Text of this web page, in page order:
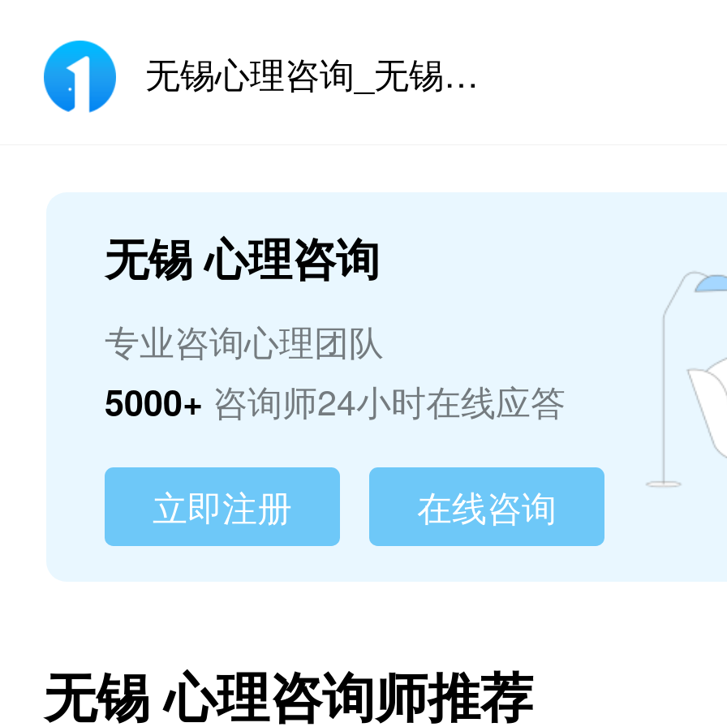
无锡心理咨询_无锡心理咨询师在线_无锡心理咨询医生推荐 - 壹点灵
无锡 心理咨询
专业咨询心理团队
5000+ 咨询师24小时在线应答
立即注册 在线咨询
无锡 心理咨询师推荐